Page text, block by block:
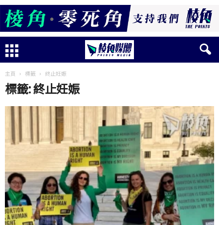
主頁 標籤 終止妊娠
標籤: 終止妊娠